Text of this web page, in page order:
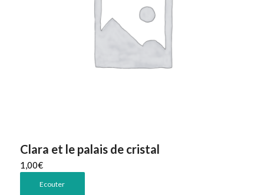
Clara et le palais de cristal
1,00€
Ecouter